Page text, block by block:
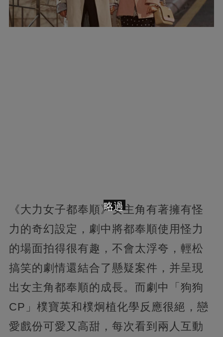
《大力女子都奉順》女主角有著擁有怪
力的奇幻設定，劇中將都奉順使用怪力
的場面拍得很有趣，不會太浮夸，輕松
搞笑的劇情還結合了懸疑案件，并呈現
出女主角都奉順的成長。而劇中「狗狗
CP」樸寶英和樸炯植化學反應很絕，戀
愛戲份可愛又高甜，每次看到兩人互動
略過